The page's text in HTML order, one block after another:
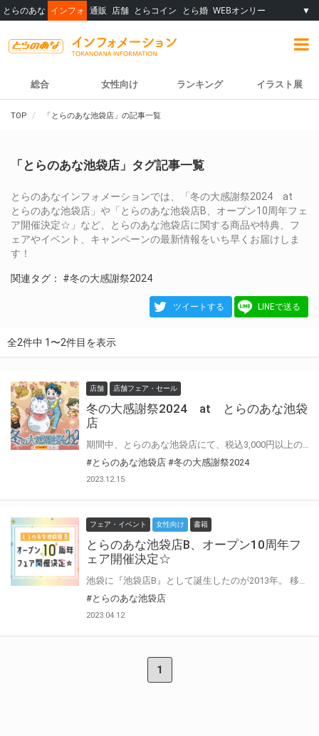
とらのあな インフォ 通販 店舗 とらコイン とら婚 WEBオンリー ▼
総合 女性向け ランキング イラスト展
TOP 「とらのあな池袋店」の記事一覧
「とらのあな池袋店」タグ記事一覧
とらのあなインフォメーションでは、「冬の大感謝祭2024 at
とらのあな池袋店」や「とらのあな池袋店B、オープン10周年フェ
ア開催決定☆」など、とらのあな池袋店に関する商品や特典、フ
ェアやイベント、キャンペーンの最新情報をいち早くお届けしま
す！
関連タグ： #冬の大感謝祭2024
ツイートする LINEで送る
全2件中 1〜2件目を表示
店舗 店舗フェア・セール
冬の大感謝祭2024 at とらのあな池袋
店
#とらのあな池袋店 #冬の大感謝祭2024
2023.12.15
フェア・イベント 女性向け 書籍
とらのあな池袋店B、オープン10周年フ
ェア開催決定☆
#とらのあな池袋店
2023.04.12
1